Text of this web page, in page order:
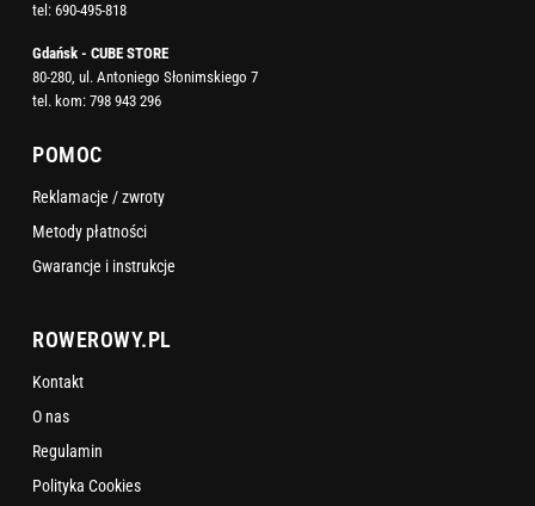
tel: 690-495-818
Gdańsk - CUBE STORE
80-280, ul. Antoniego Słonimskiego 7
tel. kom: 798 943 296
POMOC
Reklamacje / zwroty
Metody płatności
Gwarancje i instrukcje
ROWEROWY.PL
Kontakt
O nas
Regulamin
Polityka Cookies